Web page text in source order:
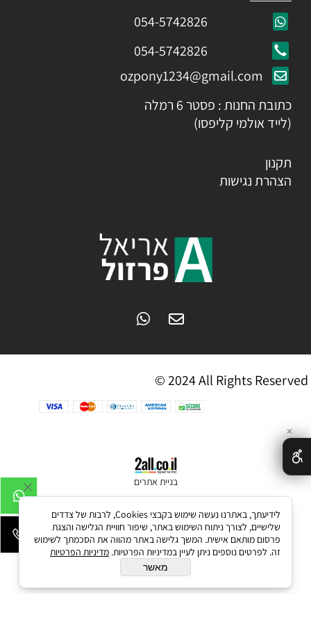
054-5742826
054-5742826
ozpony1234@gmail.com
כתובת החנות : פסטר 6 רמלה
(לייד אולמי קליפסו)
תקנון
הצהרת נגישות
© 2024 All Rights Reserved
בניית אתרים
✕
לידיעתך, באתרנו נעשה שימוש בקבצי Cookies, לרבות של צדדים
שלישיים, לצורך ניתוח השימוש באתר, שיפור חוויית הגלישה והצגת
פרסום מותאם אישית. המשך גלישה באתר מהווה את הסכמתך לשימוש
זה. לפרטים נוספים ניתן לעיין במדיניות הפרטיות. מדיניות הפרטיות
מאשר